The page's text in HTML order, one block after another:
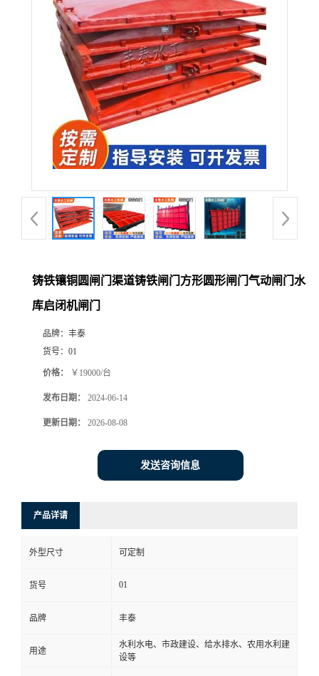
铸铁镶铜圆闸门渠道铸铁闸门方形圆形闸门气动闸门水
库启闭机闸门
品牌： 丰泰
货号： 01
价格： ￥19000/台
发布日期： 2024-06-14
更新日期： 2026-08-08
发送咨询信息
产品详请
外型尺寸 可定制
货号 01
品牌 丰泰
用途
水利水电、市政建设、给水排水、农用水利建
设等